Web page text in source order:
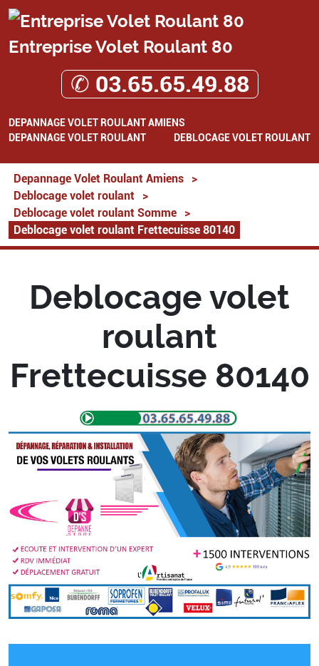
Entreprise Volet Roulant 80
✆ 03.65.65.49.88
DEPANNAGE VOLET ROULANT AMIENS
DEPANNAGE VOLET ROULANT
DEBLOCAGE VOLET ROULANT
Depannage Volet Roulant Amiens
>
Deblocage volet roulant
>
Deblocage volet roulant Somme
>
Deblocage volet roulant Frettecuisse 80140
Deblocage volet
roulant
Frettecuisse 80140